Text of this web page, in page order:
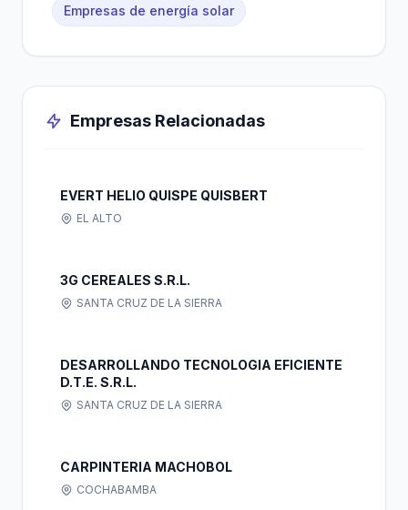
Empresas de energía solar
Empresas Relacionadas
EVERT HELIO QUISPE QUISBERT
EL ALTO
3G CEREALES S.R.L.
SANTA CRUZ DE LA SIERRA
DESARROLLANDO TECNOLOGIA EFICIENTE
D.T.E. S.R.L.
SANTA CRUZ DE LA SIERRA
CARPINTERIA MACHOBOL
COCHABAMBA